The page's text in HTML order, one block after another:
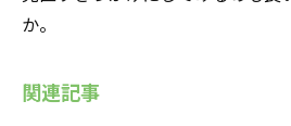
か。
関連記事